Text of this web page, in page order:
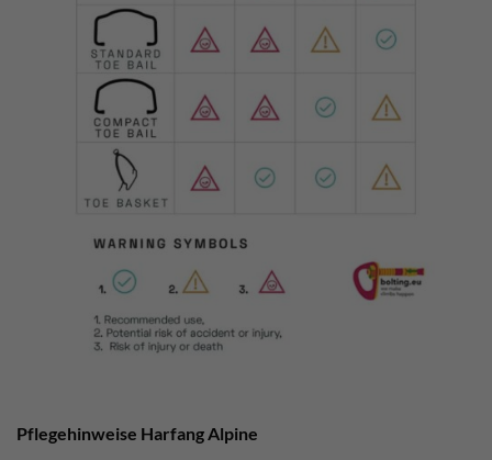
Pflegehinweise Harfang Alpine